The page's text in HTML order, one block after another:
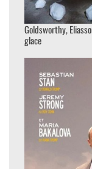
Goldsworthy,
glace